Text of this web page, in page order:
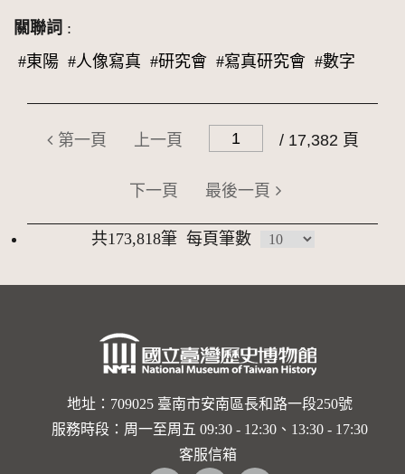
關聯詞 :
#東陽 #人像寫真 #研究會 #寫真研究會 #數字
第一頁 上一頁 / 17,382 頁
下一頁 最後一頁
共173,818筆 每頁筆數
地址：709025 臺南市安南區長和路一段250號
服務時段：周一至周五 09:30 - 12:30、13:30 - 17:30
客服信箱